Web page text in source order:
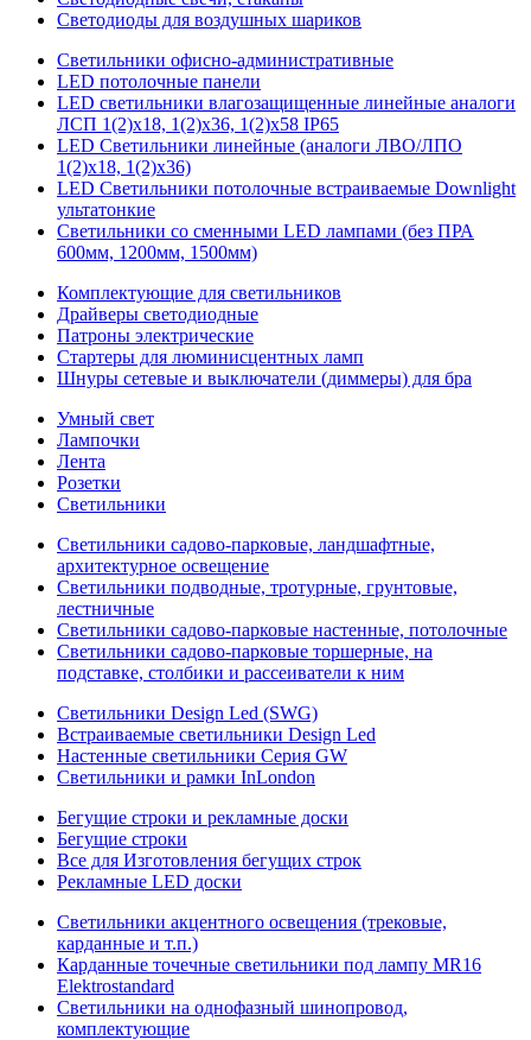
Светодиоды для воздушных шариков
Светильники офисно-административные
LED потолочные панели
LED светильники влагозащищенные линейные аналоги
ЛСП 1(2)х18, 1(2)х36, 1(2)х58 IP65
LED Светильники линейные (аналоги ЛВО/ЛПО
1(2)х18, 1(2)х36)
LED Светильники потолочные встраиваемые Downlight
ультатонкие
Светильники со сменными LED лампами (без ПРА
600мм, 1200мм, 1500мм)
Комплектующие для светильников
Драйверы светодиодные
Патроны электрические
Стартеры для люминисцентных ламп
Шнуры сетевые и выключатели (диммеры) для бра
Умный свет
Лампочки
Лента
Розетки
Светильники
Светильники садово-парковые, ландшафтные,
архитектурное освещение
Светильники подводные, тротурные, грунтовые,
лестничные
Светильники садово-парковые настенные, потолочные
Светильники садово-парковые торшерные, на
подставке, столбики и рассеиватели к ним
Светильники Design Led (SWG)
Встраиваемые светильники Design Led
Настенные светильники Серия GW
Светильники и рамки InLondon
Бегущие строки и рекламные доски
Бегущие строки
Все для Изготовления бегущих строк
Рекламные LED доски
Светильники акцентного освещения (трековые,
карданные и т.п.)
Карданные точечные светильники под лампу MR16
Elektrostandard
Светильники на однофазный шинопровод,
комплектующие